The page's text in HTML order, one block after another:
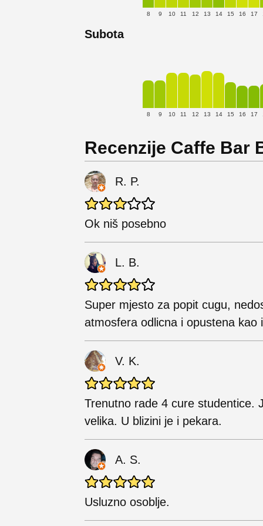
8 9 10 11 12 13 14 15 16 17
Subota
8 9 10 11 12 13 14 15 16 17
Recenzije Caffe Bar
R. P.
Ok niš posebno
L. B.
Super mjesto za popit cugu,
atmosfera odlicna i opustena kao
V. K.
Trenutno rade 4 cure studentice.
velika. U blizini je i pekara.
A. S.
Usluzno osoblje.